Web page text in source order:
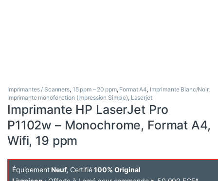
Imprimantes / Scanners, 15 ppm – 20 ppm, Format A4, Imprimante Blanc/Noir,
Imprimante monofonction (Impression Simple), Laserjet
Imprimante HP LaserJet Pro
P1102w – Monochrome, Format A4,
Wifi, 19 ppm
Équipement Neuf, Certifié100% Original